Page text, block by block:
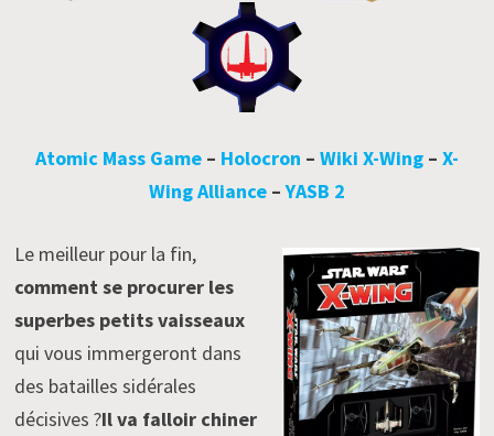
Atomic Mass Game– Holocron – Wiki X-Wing– X-
Wing Alliance–YASB 2
Le meilleur pour la fin,
comment se procurer les
superbes petits vaisseaux
qui vous immergeront dans
des batailles sidérales
décisives ?Il va falloir chiner